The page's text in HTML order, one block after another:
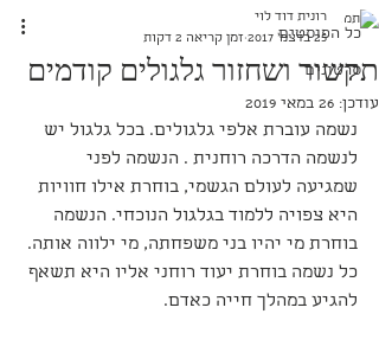
כל הפוסטים
סרטונים
תקשור ושחזור גלגולים קודמים
רונית דוד לוי
25 בדצמ׳ 2017
זמן קריאה 2 דקות
עודכן: 26 במאי 2019
נשמה עוברת אלפי גלגולים. בכל גלגול יש
לנשמה הדרכה רוחנית . הנשמה לפני
שמגיעה לעולם הגשמי, בוחרת אילו חוויות
היא צפויה ללמוד בגלגול הנוכחי. הנשמה
בוחרת מי יהיו בני משפחתה, מי ילווה אותה.
כל נשמה בוחרת יעוד רוחני אליו היא תשאף
להגיע במהלך חייה כאדם.